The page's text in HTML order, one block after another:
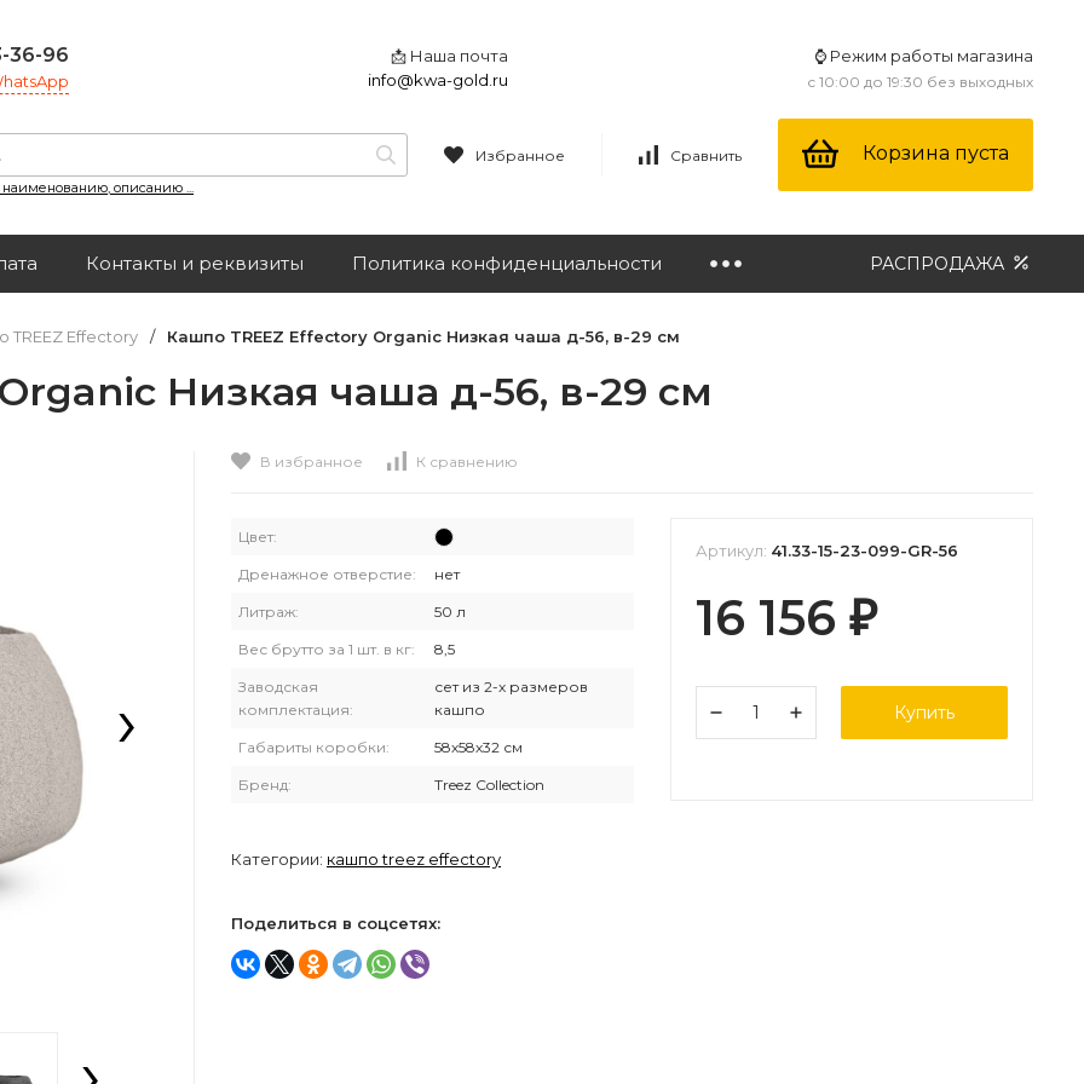
36-96
📩 Наша почта
info@kwa-gold.ru
⌚ Режим работы магазина
с 10:00 до 19:30 без выходных
наименованию, описанию ...
Избранное Сравнить Корзина пуста
Контакты и реквизиты Политика конфиденциальности РАСПРОДАЖА
TREEZ Effectory / Кашпо TREEZ Effectory Organic Низкая чаша д-56, в-29 см
Низкая чаша д-56, в-29 см
›
В избранное К сравнению
Цвет:
Дренажное отверстие: нет
Литраж: 50 л
Вес брутто за 1 шт. в кг: 8,5
Заводская
комплектация:
сет из 2-х размеров
кашпо
Габариты коробки: 58х58х32 см
Бренд: Treez Collection
Категории: кашпо treez effectory
Поделиться в соцсетях:
Артикул: 41.33-15-23-099-GR-56
16 156 ₽
Купить